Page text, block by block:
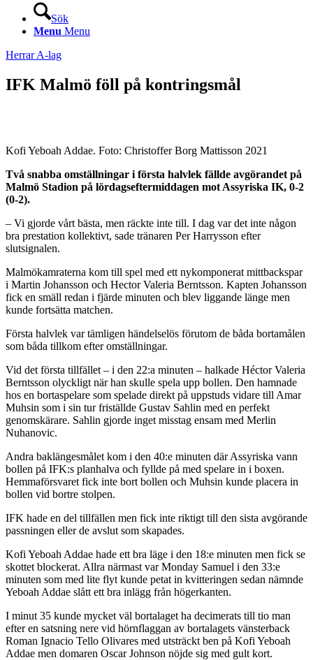
Sök
Menu Menu
Herrar A-lag
IFK Malmö föll på kontringsmål
Kofi Yeboah Addae. Foto: Christoffer Borg Mattisson 2021
Två snabba omställningar i första halvlek fällde avgörandet på
Malmö Stadion på lördagseftermiddagen mot Assyriska IK, 0-2
(0-2).
– Vi gjorde vårt bästa, men räckte inte till. I dag var det inte någon
bra prestation kollektivt, sade tränaren Per Harrysson efter
slutsignalen.
Malmökamraterna kom till spel med ett nykomponerat mittbackspar
i Martin Johansson och Hector Valeria Berntsson. Kapten Johansson
fick en smäll redan i fjärde minuten och blev liggande länge men
kunde fortsätta matchen.
Första halvlek var tämligen händelselös förutom de båda bortamålen
som båda tillkom efter omställningar.
Vid det första tillfället – i den 22:a minuten – halkade Héctor Valeria
Berntsson olyckligt när han skulle spela upp bollen. Den hamnade
hos en bortaspelare som spelade direkt på uppstuds vidare till Amar
Muhsin som i sin tur friställde Gustav Sahlin med en perfekt
genomskärare. Sahlin gjorde inget misstag ensam med Merlin
Nuhanovic.
Andra baklängesmålet kom i den 40:e minuten där Assyriska vann
bollen på IFK:s planhalva och fyllde på med spelare in i boxen.
Hemmaförsvaret fick inte bort bollen och Muhsin kunde placera in
bollen vid bortre stolpen.
IFK hade en del tillfällen men fick inte riktigt till den sista avgörande
passningen eller de avslut som skapades.
Kofi Yeboah Addae hade ett bra läge i den 18:e minuten men fick se
skottet blockerat. Allra närmast var Monday Samuel i den 33:e
minuten som med lite flyt kunde petat in kvitteringen sedan nämnde
Yeboah Addae slått ett bra inlägg från högerkanten.
I minut 35 kunde mycket väl bortalaget ha decimerats till tio man
efter en satsning nere vid hörnflaggan av bortalagets vänsterback
Roman Ignacio Tello Olivares med utsträckt ben på Kofi Yeboah
Addae men domaren Oscar Johnson nöjde sig med gult kort.